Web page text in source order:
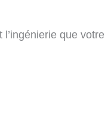
que votre